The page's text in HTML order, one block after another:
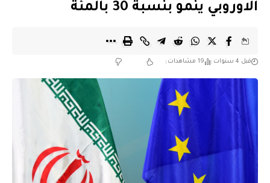
الاوروبي ينمو بنسبة 30 بالمئة
قبل 4 سنوات 19 مشاهدات